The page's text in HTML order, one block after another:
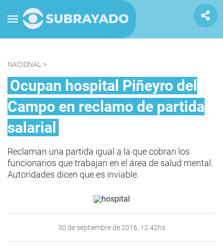
NACIONAL >
Ocupan hospital Piñeyro del
Campo en reclamo de partida
salarial
Reclaman una partida igual a la que cobran los
funcionarios que trabajan en el área de salud mental.
Autoridades dicen que es inviable.
30 de septiembre de 2016, 12:42hs